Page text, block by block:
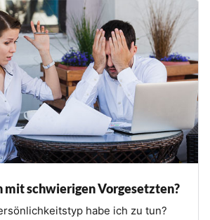
mit schwierigen Vorgesetzten?
habe ich zu tun?